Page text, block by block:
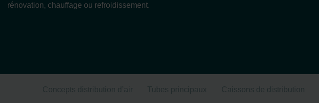
rénovation, chauffage ou refroidissement.
Concepts distribution d’air Tubes principaux Caissons de distribution